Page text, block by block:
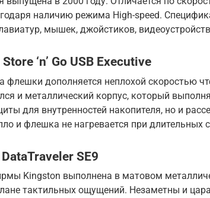
наличию режима High-speed.
мышек, джойстиков,
‘n’ Go USB Executive
флешки дополняется неплохой скоростью
и металлический корпус, который
для внутренностей накопителя, но и
и флешка не нагревается при длительных
SE9
Kingston выполнена в матовом
тактильных ощущений. Незаметны и